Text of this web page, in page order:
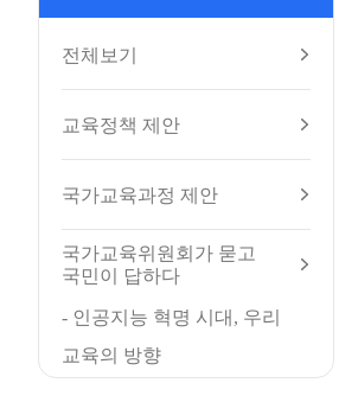
전체보기
교육정책 제안
국가교육과정 제안
국가교육위원회가 묻고
국민이 답하다
- 인공지능 혁명 시대, 우리
교육의 방향